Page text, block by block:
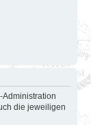
die jeweiligen